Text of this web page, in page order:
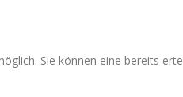
Sie können eine bereits